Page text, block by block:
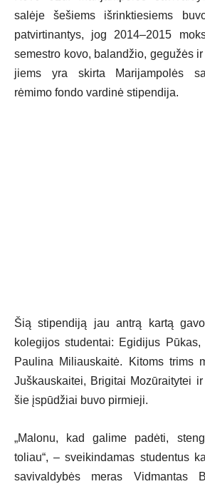
salėje šešiems išrinktiesiems
patvirtinantys, jog 2014–2015
semestro kovo, balandžio, gegužės
jiems yra skirta Marijampolės
rėmimo fondo vardinė stipendija.
Šią stipendiją jau antrą kartą
kolegijos studentai: Egidijus
Paulina Miliauskaitė. Kitoms trims
Juškauskaitei, Brigitai Mozūraitytei
šie įspūdžiai buvo pirmieji.
„Malonu, kad galime padėti,
toliau“, – sveikindamas studentus
savivaldybės meras Vidmantas